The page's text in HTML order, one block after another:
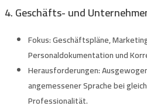
4. Geschäfts- und
Fokus:Geschäftspläne,
Personaldokumentation und
Herausforderungen:
angemessener Sprache bei
Professionalität.